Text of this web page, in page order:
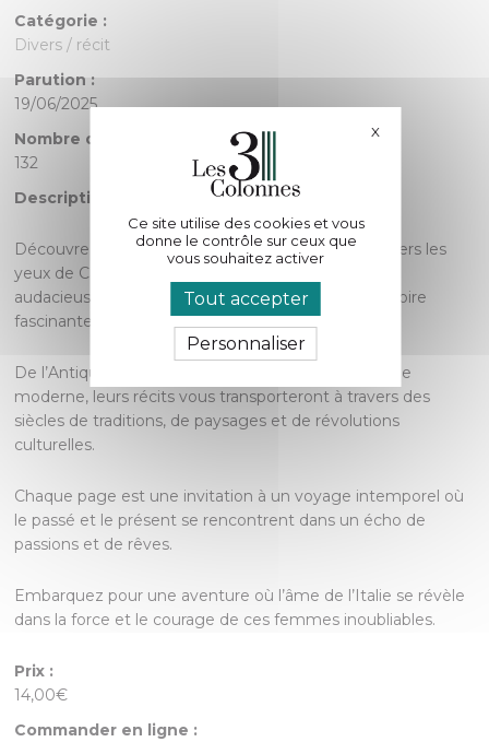
Catégorie :
Divers / récit
Parution :
19/06/2025
Nombre de pages :
132
Description :
Découvrez l’Italie comme jamais auparavant à travers les
yeux de Cassandra, Carla et Sandra, trois femmes
audacieuses dont les vies s’entremêlent avec l’histoire
fascinante de leur pays.
De l’Antiquité romaine aux ruelles animées de l’Italie
moderne, leurs récits vous transporteront à travers des
siècles de traditions, de paysages et de révolutions
culturelles.
Chaque page est une invitation à un voyage intemporel où
le passé et le présent se rencontrent dans un écho de
passions et de rêves.
Embarquez pour une aventure où l’âme de l’Italie se révèle
dans la force et le courage de ces femmes inoubliables.
Prix :
14,00€
Commander en ligne :
Ce site utilise des cookies et vous
donne le contrôle sur ceux que
vous souhaitez activer
Tout accepter
Personnaliser
XMasquer le